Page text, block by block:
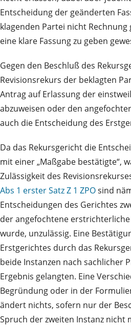
Entscheidung der geänderten
klagenden Partei nicht
eine klare Fassung zu geben
Gegen den Beschluß des
Revisionsrekurs der beklagten
Antrag auf Erlassung der
abzuweisen oder den
auch die Entscheidung des
Da das Rekursgericht die
mit einer „Maßgabe bestätigte“,
Zulässigkeit des
Abs 1 erster Satz Z 1 ZPOsind
Entscheidungen des Gerichtes
der angefochtene
wurde, unzulässig. Eine
Erstgerichtes durch das
beide Instanzen nach sachlicher
Ergebnis gelangten. Eine
Begründung oder in der
ändert nichts, sofern nur der
Spruch der zweiten Instanz nicht